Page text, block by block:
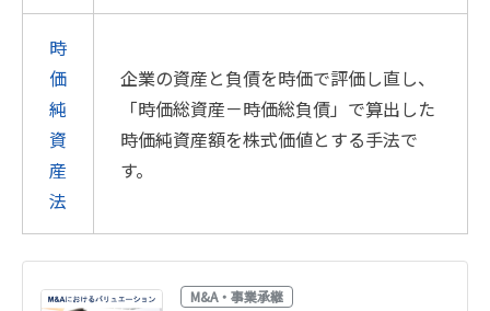
時
価
純
資
産
法
企業の資産と負債を時価で評価し直し、
「時価総資産－時価総負債」で算出した
時価純資産額を株式価値とする手法で
す。
M&A・事業承継